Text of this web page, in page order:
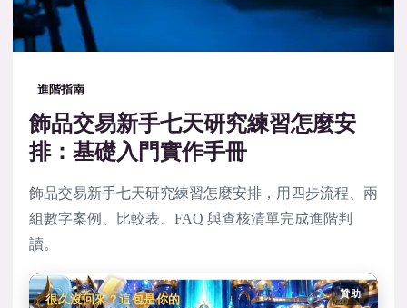
進階指南
飾品交易新手七天研究練習怎麼安
排：基礎入門實作手冊
飾品交易新手七天研究練習怎麼安排，用四步流程、兩
組數字案例、比較表、FAQ 與查核清單完成進階判
讀。
贊助
很久沒回來？這包是你的